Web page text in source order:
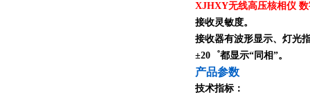
XJHXY无线高压核相仪
接收灵敏度。
接收器有波形显示、灯光
±20゜都显示“同相”。
产品参数
技术指标：